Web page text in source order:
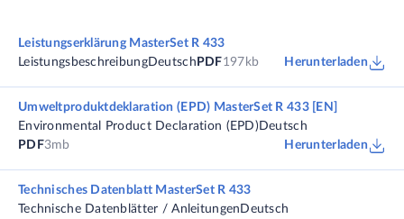
Leistungserklärung MasterSet R 433
LeistungsbeschreibungDeutsch PDF197kb Herunterladen
Umweltproduktdeklaration (EPD) MasterSet R 433 [EN]
Environmental Product Declaration (EPD) Deutsch
PDF3mb Herunterladen
Technisches Datenblatt MasterSet R 433
Technische Datenblätter / Anleitungen Deutsch